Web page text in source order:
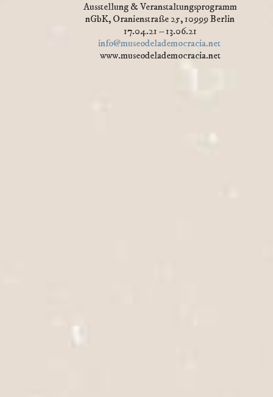
Ausstellung & Veranstaltungsprogramm
nGbK, Oranienstraße 25, 10999 Berlin
17.04.21 – 13.06.21
info@museodelademocracia.net
www.museodelademocracia.net